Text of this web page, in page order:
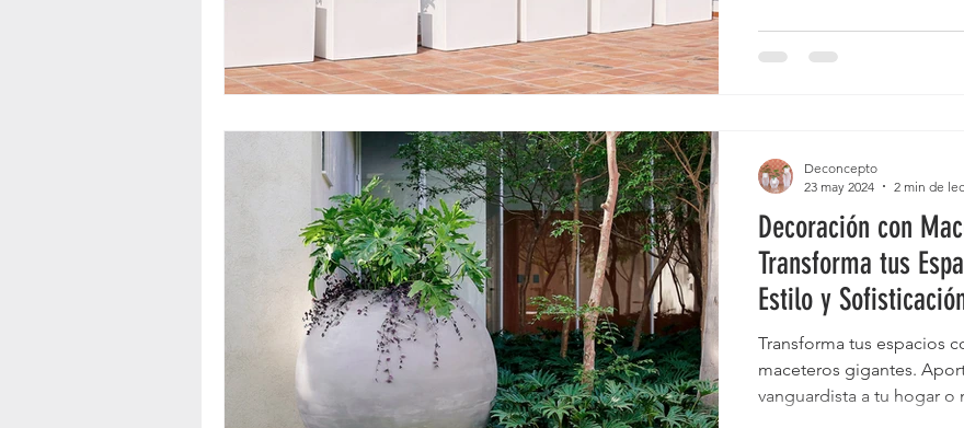
Decoración con
Transforma tus
Estilo y
Transforma tus espacios
maceteros gigantes.
vanguardista a tu hogar
Deconcepto
23 may 2024
2 min de